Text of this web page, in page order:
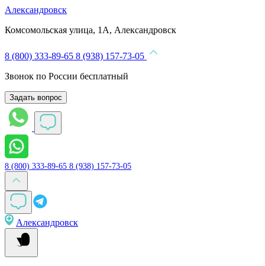
Александровск
Комсомольская улица, 1А, Александровск
8 (800) 333-89-65 8 (938) 157-73-05
Звонок по России бесплатный
Задать вопрос
8 (800) 333-89-65 8 (938) 157-73-05
Александровск